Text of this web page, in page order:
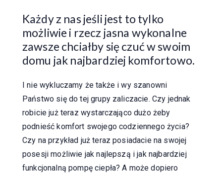
Każdy z nas jeśli jest to tylko
możliwie i rzecz jasna wykonalne
zawsze chciałby się czuć w swoim
domu jak najbardziej komfortowo.
I nie wykluczamy że także i wy szanowni
Państwo się do tej grupy zaliczacie. Czy jednak
robicie już teraz wystarczająco dużo żeby
podnieść komfort swojego codziennego życia?
Czy na przykład już teraz posiadacie na swojej
posesji możliwie jak najlepszą i jak najbardziej
funkcjonalną pompę ciepła? A może dopiero